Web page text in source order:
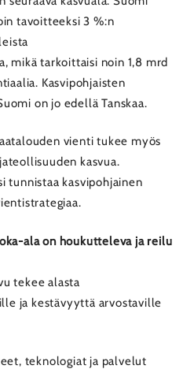
tavoitteeksi 3 %:n
mikä tarkoittaisi noin 1,8 mrd
Kasvipohjaisten
on jo edellä Tanskaa.
vienti tukee myös
kasvua.
tunnistaa kasvipohjainen
ala on houkutteleva ja reilu
tekee alasta
ja kestävyyttä arvostaville
teknologiat ja palvelut